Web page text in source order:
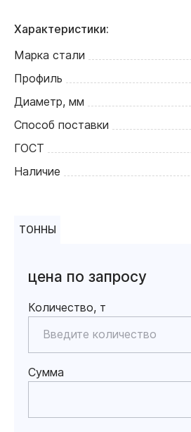
Характеристики:
Марка стали
Профиль
Диаметр, мм
Способ поставки
ГОСТ
Наличие
ТОННЫ
цена по запросу
Количество, т
Сумма